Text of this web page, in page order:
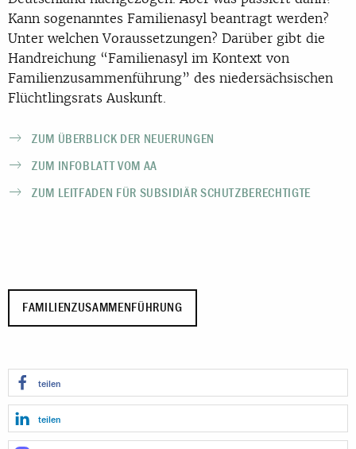
Kann sogenanntes Familienasyl beantragt werden?
Unter welchen Voraussetzungen? Darüber gibt die
Handreichung “Familienasyl im Kontext von
Familienzusammenführung” des niedersächsischen
Flüchtlingsrats Auskunft.
ZUM ÜBERBLICK DER NEUERUNGEN
ZUM INFOBLATT VOM AA
ZUM LEITFADEN FÜR SUBSIDIÄR SCHUTZBERECHTIGTE
FAMILIENZUSAMMENFÜHRUNG
teilen
teilen